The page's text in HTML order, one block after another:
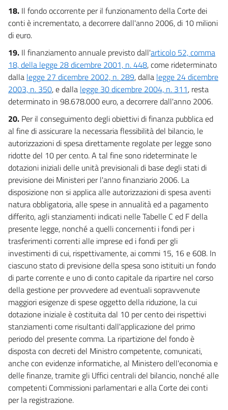
18. Il fondo occorrente per il funzionamento della Corte dei
conti è incrementato, a decorrere dall'anno 2006, di 10 milioni
di euro.
19. Il finanziamento annuale previsto dall'articolo 52, comma
18, della legge 28 dicembre 2001, n. 448, come rideterminato
dalla legge 27 dicembre 2002, n. 289, dalla legge 24 dicembre
2003, n. 350, e dalla legge 30 dicembre 2004, n. 311, resta
determinato in 98.678.000 euro, a decorrere dall'anno 2006.
20. Per il conseguimento degli obiettivi di finanza pubblica ed
al fine di assicurare la necessaria flessibilità del bilancio, le
autorizzazioni di spesa direttamente regolate per legge sono
ridotte del 10 per cento. A tal fine sono rideterminate le
dotazioni iniziali delle unità previsionali di base degli stati di
previsione dei Ministeri per l'anno finanziario 2006. La
disposizione non si applica alle autorizzazioni di spesa aventi
natura obbligatoria, alle spese in annualità ed a pagamento
differito, agli stanziamenti indicati nelle Tabelle C ed F della
presente legge, nonché a quelli concernenti i fondi per i
trasferimenti correnti alle imprese ed i fondi per gli
investimenti di cui, rispettivamente, ai commi 15, 16 e 608. In
ciascuno stato di previsione della spesa sono istituiti un fondo
di parte corrente e uno di conto capitale da ripartire nel corso
della gestione per provvedere ad eventuali sopravvenute
maggiori esigenze di spese oggetto della riduzione, la cui
dotazione iniziale è costituita dal 10 per cento dei rispettivi
stanziamenti come risultanti dall'applicazione del primo
periodo del presente comma. La ripartizione del fondo è
disposta con decreti del Ministro competente, comunicati,
anche con evidenze informatiche, al Ministero dell'economia e
delle finanze, tramite gli Uffici centrali del bilancio, nonché alle
competenti Commissioni parlamentari e alla Corte dei conti
per la registrazione.